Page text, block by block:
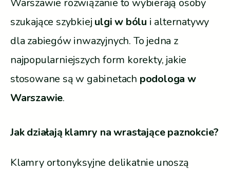
Warszawie rozwiązanie to wybierają osoby
szukające szybkiej ulgi w bólu i alternatywy
dla zabiegów inwazyjnych. To jedna z
najpopularniejszych form korekty, jakie
stosowane są w gabinetach podologa w
Warszawie.
Jak działają klamry na wrastające paznokcie?
Klamry ortonyksyjne delikatnie unoszą